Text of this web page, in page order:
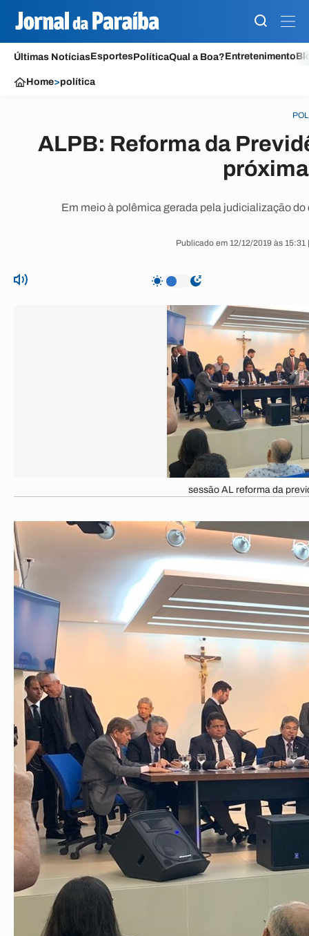
Últimas NotíciasEsportesPolíticaQual a Boa?Entretenimento
Home>política
ALPB: Reforma da
Em meio à polêmica gerada pela judicialização
Publicado em 12/12/2019 às
sessão AL reforma da